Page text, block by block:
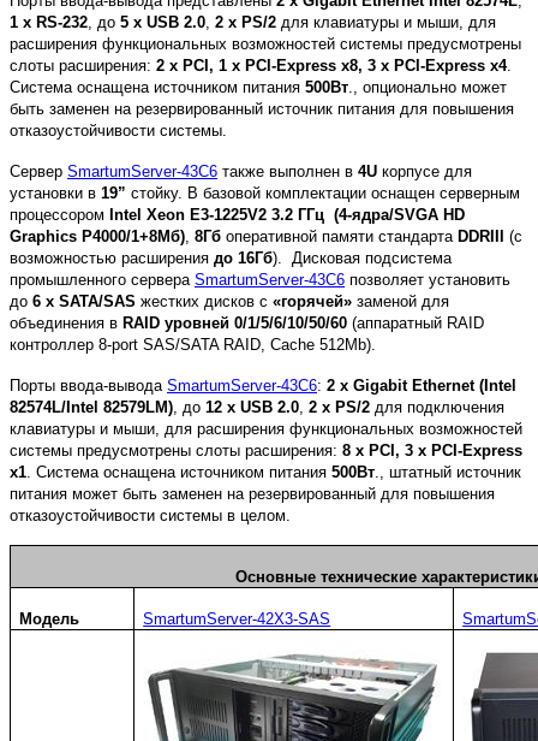
1 x RS-232 , до 5 x USB 2.0 2 x PS/2 для клавиатуры и мыши, для
расширения функциональных возможностей системы предусмотрены
слоты расширения: 2 x PCI, 1 x PCI-Express x8, 3 x PCI-Express x4.
Система оснащена источником питания 500Вт ., опционально может
быть заменен на резервированный источник питания для повышения
отказоустойчивости системы.
Сервер SmartumServer-43C6 также выполнен в 4U корпусе для
установки в 19” стойку. В базовой комплектации оснащен серверным
процессором Intel Xeon E3-1225V2 3.2 ГГц (4-ядра/SVGA HD
Graphics P4000/1+8Мб) 8Гб оперативной памяти стандарта DDRIII (с
возможностью расширения до 16Гб). Дисковая подсистема
промышленного сервера SmartumServer-43C6 позволяет установить
до 6 x SATA/SAS жестких дисков с «горячей» заменой для
объединения в RAID уровней 0/1/5/6/10/50/60 (аппаратный RAID
контроллер 8-port SAS/SATA RAID, Cache 512Mb).
Порты ввода-вывода SmartumServer-43C6: 2 x Gigabit Ethernet (Intel
82574L/Intel 82579LM) , до 12 x USB 2.0 2 x PS/2 для подключения
клавиатуры и мыши, для расширения функциональных возможностей
системы предусмотрены слоты расширения: 8 x PCI, 3 x PCI-Express
x1 . Система оснащена источником питания 500Вт ., штатный источник
питания может быть заменен на резервированный для повышения
отказоустойчивости системы в целом.
Основные технические
Модель SmartumServer-42X3-SAS